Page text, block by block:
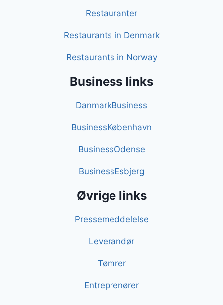
Restauranter
Restaurants in Denmark
Restaurants in Norway
Business links
DanmarkBusiness
BusinessKøbenhavn
BusinessOdense
BusinessEsbjerg
Øvrige links
Pressemeddelelse
Leverandør
Tømrer
Entreprenører